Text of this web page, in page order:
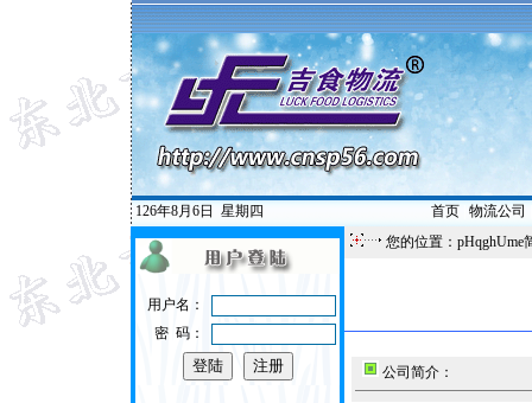
126年8月6日 星期四 首页| 物流公司
用户名：
密 码：
您的位置：pHqghUme
公司简介：